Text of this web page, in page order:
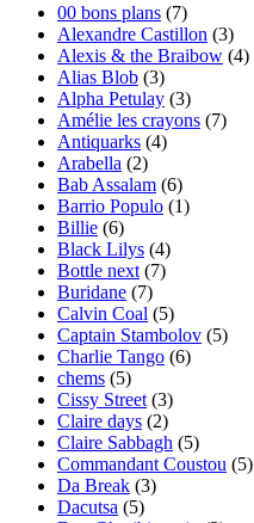
00 bons plans (7)
Alexandre Castillon (3)
Alexis & the Braibow (4)
Alias Blob (3)
Alpha Petulay (3)
Amélie les crayons (7)
Antiquarks (4)
Arabella (2)
Bab Assalam (6)
Barrio Populo (1)
Billie (6)
Black Lilys (4)
Bottle next (7)
Buridane (7)
Calvin Coal (5)
Captain Stambolov (5)
Charlie Tango (6)
chems (5)
Cissy Street (3)
Claire days (2)
Claire Sabbagh (5)
Commandant Coustou (5)
Da Break (3)
Dacutsa (5)